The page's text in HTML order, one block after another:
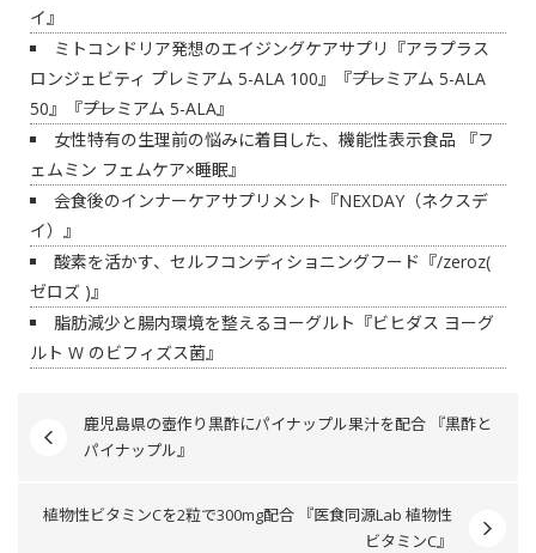
イ』
ミトコンドリア発想のエイジングケアサプリ『アラプラス
ロンジェビティ プレミアム 5-ALA 100』『――プレミアム 5-ALA
50』『――プレミアム 5-ALA』
女性特有の生理前の悩みに着目した、機能性表示食品 『フ
ェムミン フェムケア×睡眠』
会食後のインナーケアサプリメント『NEXDAY（ネクスデ
イ）』
酸素を活かす、セルフコンディショニングフード『/zeroz(
ゼロズ )』
脂肪減少と腸内環境を整えるヨーグルト『ビヒダス ヨーグ
ルト W のビフィズス菌』
鹿児島県の壺作り黒酢にパイナップル果汁を配合 『黒酢と
パイナップル』
植物性ビタミンCを2粒で300mg配合 『医食同源Lab 植物性
ビタミンC』